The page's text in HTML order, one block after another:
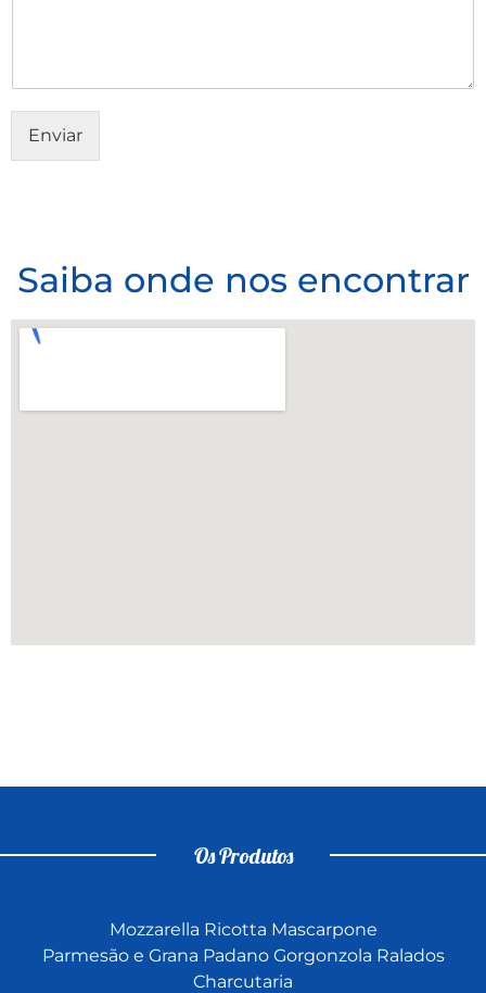
Enviar
Saiba onde nos encontrar
Os Produtos
Mozzarella Ricotta Mascarpone
Parmesão e Grana Padano Gorgonzola Ralados
Charcutaria